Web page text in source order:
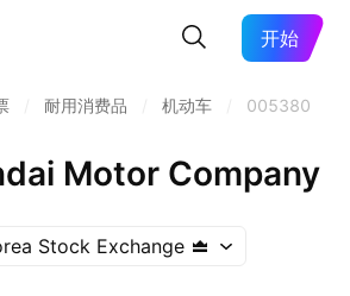
开始
耐用消费品 机动车 005380
Motor Company
Stock Exchange